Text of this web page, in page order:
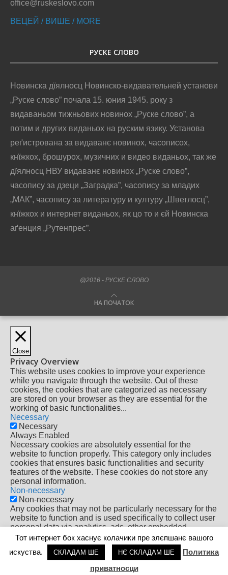
office@ruskeslovo.com
ВЕЦЕЙ / ВИШЕ / MORE
РУСКЕ СЛОВО
Новинска дїялносц Новинско-видавательней установи
„Руске слово” почала 15. юния 1945. року з
видаваньом тижньових новинох „Руске слово”, а
потим и других виданьох на руским язику. Установа
реґистрована за видаванє новинох, часописох,
кнїжкох, брошурох, музичних и видео виданьох, так же
дїялносц НВУ видаванє новинох „Руске слово”,
часопису за дзеци „Заградка”, часопису за младих
„МАК”, часопису за литературу и културу „Шветлосц”,
кнїжкох и интернет виданьох, як цо то и єй Новинска
аґенция „Рутенпрес”.
@2016 - РУСКЕ СЛОВО
НА ПОЧАТОК
Тот интернет бок хаснує колачики пре злєпшанє вашого
искуства.
СКЛАДАМ ШЕ НЄ СКЛАДАМ ШЕ
Политика
приватносци
Close
Privacy Overview
This website uses cookies to improve your experience
while you navigate through the website. Out of these
cookies, the cookies that are categorized as necessary
are stored on your browser as they are essential for the
working of basic functionalities...
Necessary
Necessary
Always Enabled
Necessary cookies are absolutely essential for the
website to function properly. This category only includes
cookies that ensures basic functionalities and security
features of the website. These cookies do not store any
personal information.
Non-necessary
Non-necessary
Any cookies that may not be particularly necessary for the
website to function and is used specifically to collect user
personal data via analytics, ads, other embedded
contents are termed as non-necessary cookies. It is
mandatory to procure user consent prior to running these
cookies on your website.